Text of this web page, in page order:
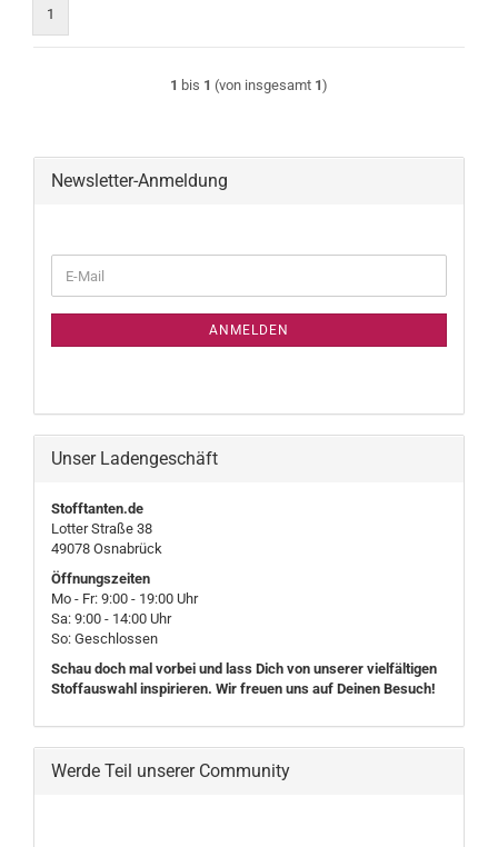
1
1 bis 1 (von insgesamt 1)
Newsletter-Anmeldung
ZUR
E-
Mail
ANMELDEN
Unser Ladengeschäft
Stofftanten.de
Lotter Straße 38
49078 Osnabrück
Öffnungszeiten
Mo - Fr: 9:00 - 19:00 Uhr
Sa: 9:00 - 14:00 Uhr
So: Geschlossen
Schau doch mal vorbei und lass Dich von unserer vielfältigen
Stoffauswahl inspirieren. Wir freuen uns auf Deinen Besuch!
Werde Teil unserer Community